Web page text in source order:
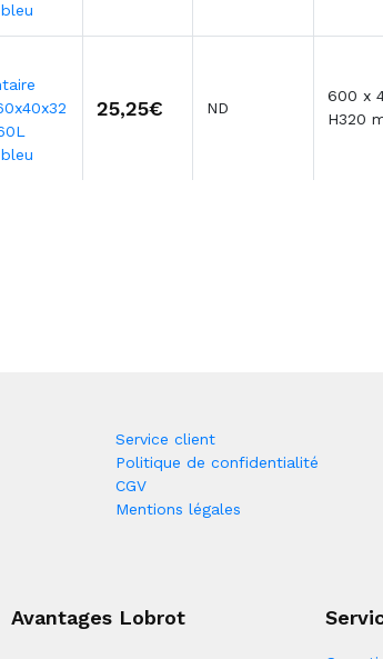
25,25€ ND
600 x
H320
Service client
Politique de confidentialité
CGV
Mentions légales
Avantages Lobrot